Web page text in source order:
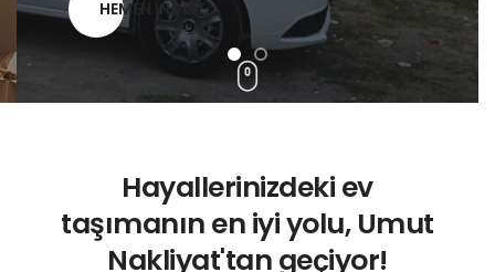
Hayallerinizdeki ev
taşımanın en iyi yolu, Umut
Nakliyat'tan geçiyor!